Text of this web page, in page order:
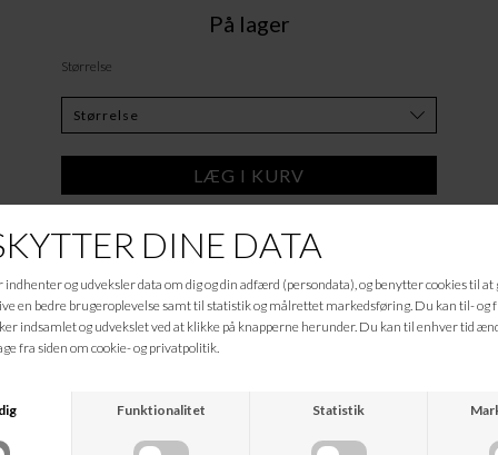
På lager
Størrelse
Beskrivelse
A-formet, knælang nederdel med høj talje, lommer og fast linning med lynlås
bagpå
100% Organic Cotton
Informationer